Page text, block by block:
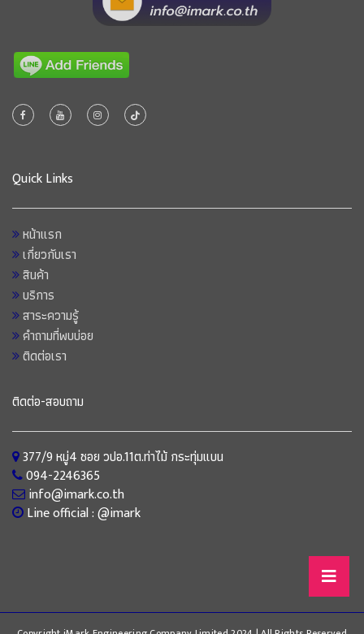
Quick Links
หน้าแรก
เกี่ยวกับเรา
สินค้า
บริการ
สาระความรู้
คำถามที่พบบ่อย
ติดต่อเรา
ติดต่อ-สอบถาม
377/9 หมู่4 ซอย วปอ.11ต.ท่าไม้ กระทุ่มแบน
094-2246365
info@imark.co.th
Line official : @imark